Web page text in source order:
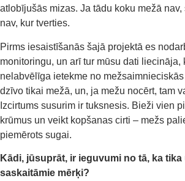
atlobījušās mizas. Ja tādu koku mežā
nav, kur tverties.
Pirms iesaistīšanās šajā projektā es
monitoringu, un arī tur mūsu dati liecināja,
nelabvēlīga ietekme no
dzīvo tikai mežā, un, ja mežu nocērt, tam
Izcirtums susurim ir tuksnesis. Bieži vien
krūmus un veikt kopšanas cirti – mežs
piemērots sugai.
Kādi, jūsuprāt, ir ieguvumi no tā, ka tika
saskaitāmie mērķi?